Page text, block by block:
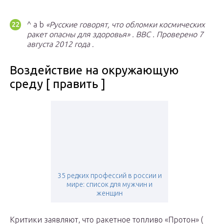
^ a b «Русские говорят, что обломки космических
ракет опасны для здоровья». BBC. Проверено 7
августа2012 года.
Воздействие на окружающую
среду [ править ]
35 редких профессий в россии и
мире: список для мужчин и
женщин
Критики заявляют, что ракетное топливо «Протон» (